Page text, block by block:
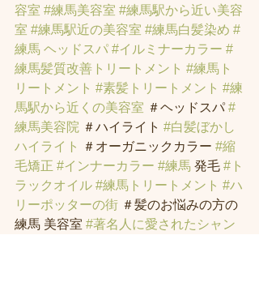
容室 #練馬美容室 #練馬駅から近い美容
室 #練馬駅近の美容室 #練馬白髪染め #
練馬 ヘッドスパ #イルミナーカラー #
練馬髪質改善トリートメント #練馬ト
リートメント #素髪トリートメント #練
馬駅から近くの美容室 ＃ヘッドスパ #
練馬美容院 ＃ハイライト #白髪ぼかし
ハイライト
＃オーガニックカラー #縮
毛矯正 #インナーカラー #練馬 発毛 #ト
ラックオイル #練馬トリートメント #ハ
リーポッターの街 ＃髪のお悩みの方の
練馬 美容室 #著名人に愛されたシャン